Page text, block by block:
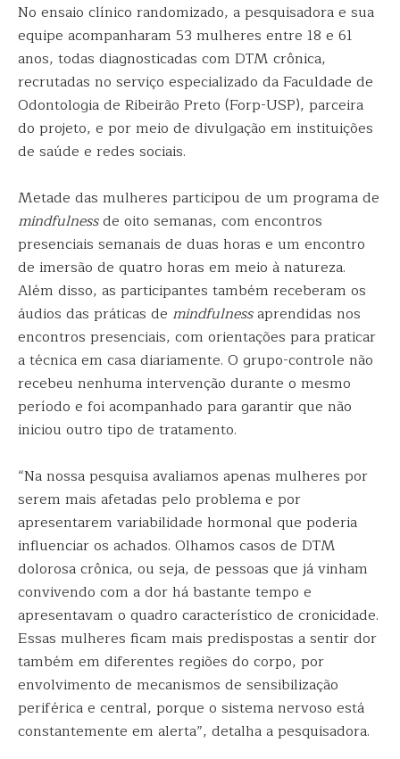
No ensaio clínico randomizado, a pesquisadora e sua
equipe acompanharam 53 mulheres entre 18 e 61
anos, todas diagnosticadas com DTM crônica,
recrutadas no serviço especializado da Faculdade de
Odontologia de Ribeirão Preto (Forp-USP), parceira
do projeto, e por meio de divulgação em instituições
de saúde e redes sociais.
Metade das mulheres participou de um programa de
mindfulnessde oito semanas, com encontros
presenciais semanais de duas horas e um encontro
de imersão de quatro horas em meio à natureza.
Além disso, as participantes também receberam os
áudios das práticas de mindfulnessaprendidas nos
encontros presenciais, com orientações para praticar
a técnica em casa diariamente. O grupo-controle não
recebeu nenhuma intervenção durante o mesmo
período e foi acompanhado para garantir que não
iniciou outro tipo de tratamento.
“Na nossa pesquisa avaliamos apenas mulheres por
serem mais afetadas pelo problema e por
apresentarem variabilidade hormonal que poderia
influenciar os achados. Olhamos casos de DTM
dolorosa crônica, ou seja, de pessoas que já vinham
convivendo com a dor há bastante tempo e
apresentavam o quadro característico de cronicidade.
Essas mulheres ficam mais predispostas a sentir dor
também em diferentes regiões do corpo, por
envolvimento de mecanismos de sensibilização
periférica e central, porque o sistema nervoso está
constantemente em alerta”, detalha a pesquisadora.